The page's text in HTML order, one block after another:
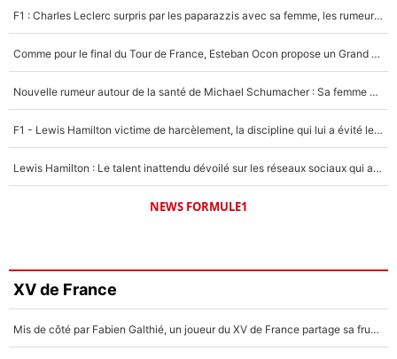
F1 : Charles Leclerc surpris par les paparazzis avec sa femme, les rumeurs étaient vraies !
Comme pour le final du Tour de France, Esteban Ocon propose un Grand Prix de Formule 1 à Paris : «Autour de l’Arc de Triomphe, ce serait génial» !
Nouvelle rumeur autour de la santé de Michael Schumacher : Sa femme Corinna sort du silence
F1 - Lewis Hamilton victime de harcèlement, la discipline qui lui a évité le pire : «J'aurais probablement mal tourné»
Lewis Hamilton : Le talent inattendu dévoilé sur les réseaux sociaux qui a impressionné Kim Kardashian pendant leurs vacances en amoureux !
NEWS FORMULE1
XV de France
Mis de côté par Fabien Galthié, un joueur du XV de France partage sa frustration : «ils ne me l’ont pas dit tout de suite»